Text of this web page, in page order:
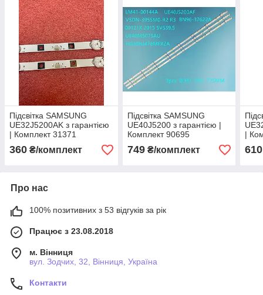
Підсвітка SAMSUNG
UE32J5200AK з гарантією
| Комплект 31371
360 ₴/комплект
Підсвітка SAMSUNG
UE40J5200 з гарантією |
Комплект 90695
749₴/комплект
|
610
Про нас
100% позитивних з 53 відгуків за рік
Працює з 23.08.2018
м. Вінниця
вул. Зодчих, 32, Вінниця, Україна
Контакти